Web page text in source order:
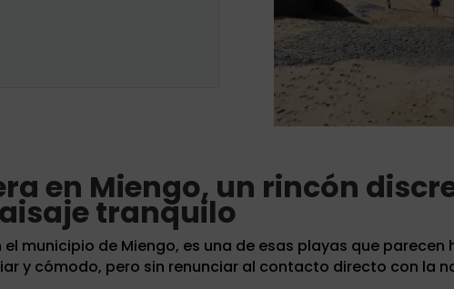
en Miengo, un rincón
tranquilo
el municipio de Miengo, es una de esas playas que
y cómodo, pero sin renunciar al contacto directo con la